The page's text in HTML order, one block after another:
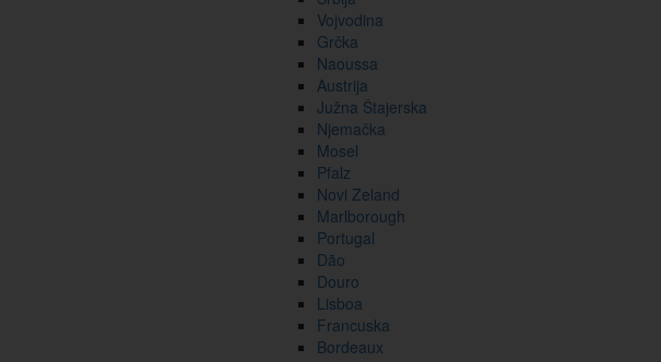
Vojvodina
Grčka
Naoussa
Austrija
Južna Štajerska
Njemačka
Mosel
Pfalz
Novi Zeland
Marlborough
Portugal
Dão
Douro
Lisboa
Francuska
Bordeaux